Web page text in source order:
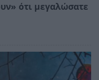
ότι μεγαλώσατε